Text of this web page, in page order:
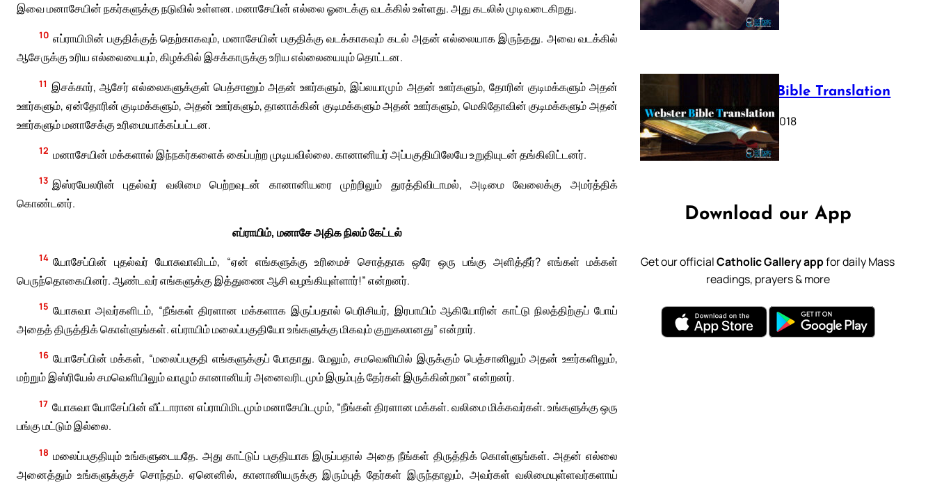
இவை மனாசேயின் நகர்களுக்கு நடுவில் உள்ளன. மனாசேயின் எல்லை ஓடைக்கு வடக்கில் உள்ளது. அது கடலில் முடிவடைகிறது.
10 எப்ராயிமின் பகுதிக்குத் தெற்காகவும், மனாசேயின் பகுதிக்கு வடக்காகவும் கடல் அதன் எல்லையாக இருந்தது. அவை வடக்கில்
ஆசேருக்கு உரிய எல்லையையும், கிழக்கில் இசக்காருக்கு உரிய எல்லையையும் தொட்டன.
11 இசக்கார், ஆசேர் எல்லைகளுக்குள் பெத்சானும் அதன் ஊர்களும், இப்லயாமும் அதன் ஊர்களும், தோரின் குடிமக்களும் அதன்
ஊர்களும், ஏன்தோரின் குடிமக்களும், அதன் ஊர்களும், தானாக்கின் குடிமக்களும் அதன் ஊர்களும், மெகிதோவின் குடிமக்களும் அதன்
ஊர்களும் மனாசேக்கு உரிமையாக்கப்பட்டன.
12 மனாசேயின் மக்களால் இந்நகர்களைக் கைப்பற்ற முடியவில்லை. கானானியர் அப்பகுதியிலேயே உறுதியுடன் தங்கிவிட்டனர்.
13 இஸ்ரயேலரின் புதல்வர் வலிமை பெற்றவுடன் கானானியரை முற்றிலும் துரத்திவிடாமல், அடிமை வேலைக்கு அமர்த்திக்
கொண்டனர்.
எப்ராயிம், மனாசே அதிக நிலம் கேட்டல்
14 யோசேப்பின் புதல்வர் யோசுவாவிடம், “ஏன் எங்களுக்கு உரிமைச் சொத்தாக ஒரே ஒரு பங்கு அளித்தீர்? எங்கள் மக்கள்
பெருந்தொகையினர். ஆண்டவர் எங்களுக்கு இத்துணை ஆசி வழங்கியுள்ளார்!” என்றனர்.
15 யோசுவா அவர்களிடம், “நீங்கள் திரளான மக்களாக இருப்பதால் பெரிசியர், இரபாயிம் ஆகியோரின் காட்டு நிலத்திற்குப் போய்
அதைத் திருத்திக் கொள்ளுங்கள். எப்ராயிம் மலைப்பகுதியோ உங்களுக்கு மிகவும் குறுகலானது” என்றார்.
16 யோசேப்பின் மக்கள், “மலைப்பகுதி எங்களுக்குப் போதாது. மேலும், சமவெளியில் இருக்கும் பெத்சானிலும் அதன் ஊர்களிலும்,
மற்றும் இஸ்ரியேல் சமவெளியிலும் வாழும் கானானியர் அனைவரிடமும் இரும்புத் தேர்கள் இருக்கின்றன” என்றனர்.
17 யோசுவா யோசேப்பின் வீட்டாரான எப்ராயிமிடமும் மனாசேயிடமும், “நீங்கள் திரளான மக்கள். வலிமை மிக்கவர்கள். உங்களுக்கு ஒரு
பங்கு மட்டும் இல்லை.
18 மலைப்பகுதியும் உங்களுடையதே. அது காட்டுப் பகுதியாக இருப்பதால் அதை நீங்கள் திருத்திக் கொள்ளுங்கள். அதன் எல்லை
அனைத்தும் உங்களுக்குச் சொந்தம். ஏனெனில், கானானியருக்கு இரும்புத் தேர்கள் இருந்தாலும், அவர்கள் வலிமையுள்ளவர்களாய்
Webster Bible Translation
October 11, 2018
Download our App
Get our officialCatholic Gallery appfor daily Mass
readings, prayers & more